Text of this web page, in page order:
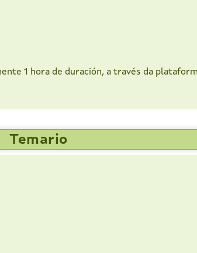
1 hora de duración, a través da
Temario